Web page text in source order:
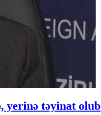
yerinə təyinat olub